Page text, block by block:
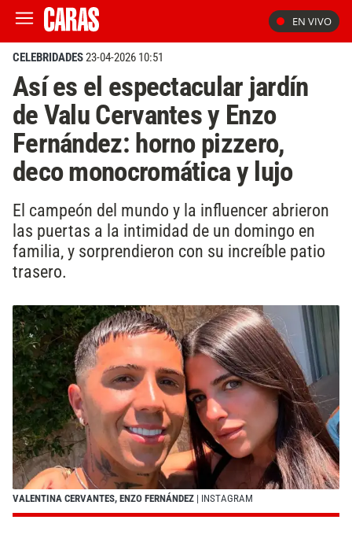
EN VIVO
CELEBRIDADES23-04-2026 10:51
Así es el espectacular jardín
de Valu Cervantes y Enzo
Fernández: horno pizzero,
deco monocromática y lujo
El campeón del mundo y la influencer abrieron
las puertas a la intimidad de un domingo en
familia, y sorprendieron con su increíble patio
trasero.
VALENTINA CERVANTES, ENZO FERNÁNDEZ | INSTAGRAM